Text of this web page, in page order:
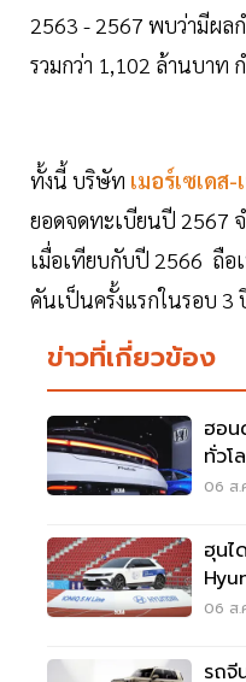
2563 - 2567 พบว่ามีผล
รวมกว่า 1,102 ล้านบาท
ทั้งนี้ บริษัท เมอร์เซเดส
ยอดจดทะเบียนปี 2567
เมื่อเทียบกับปี 2566 ถือ
คันเป็นครั้งแรกในรอบ 3
ข่าวที่เกี่ยวข้อง
ฮอน
ทั่วโ
ร่วง
06 ส.
ฮุนไ
5 แ
06 ส.
รถจี